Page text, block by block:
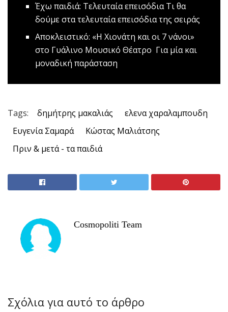
Έχω παιδιά: Τελευταία επεισόδιαΤι θα
δούμε στα τελευταία επεισόδια της σειράς
Αποκλειστικό: «Η Χιονάτη και οι 7 νάνοι»
στο Γυάλινο Μουσικό Θέατρο Για μία και
μοναδική παράσταση
Tags: δημήτρης μακαλιάς
ελενα χαραλαμπουδη
Ευγενία Σαμαρά
Κώστας Μαλιάτσης
Πριν & μετά - τα παιδιά
Cosmopoliti Team
Σχόλια για αυτό το άρθρο